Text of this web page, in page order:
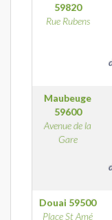
59820
Rue Rubens
Maubeuge
59600
Avenue de la
Gare
Douai 59500
Place St Amé